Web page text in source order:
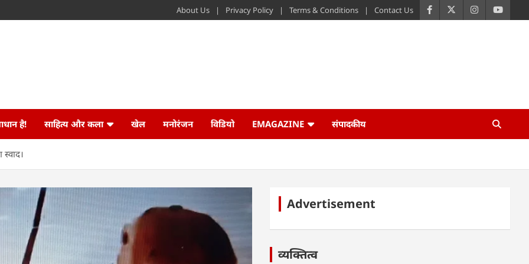
About Us Privacy Policy Terms & Conditions Contact Us
है! साहित्य और कला खेल मनोरंजन विडियो EMAGAZINE संपादकीय
Advertisement
व्यक्तित्व